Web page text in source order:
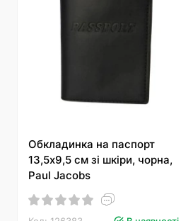
Обкладинка на паспорт
13,5х9,5 см зі шкіри, чорна,
Paul Jacobs